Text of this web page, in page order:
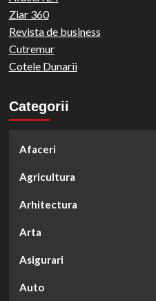
Ziar 360
Revista de business
Cutremur
Cotele Dunarii
Categorii
Afaceri
Agricultura
Arhitectura
Arta
Asigurari
Auto